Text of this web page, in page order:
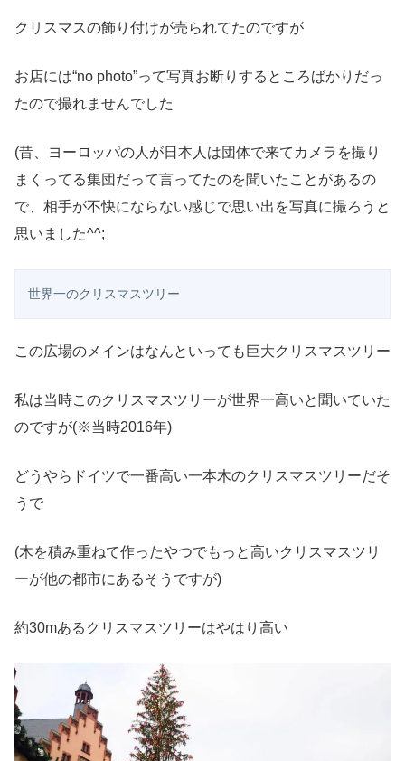
クリスマスの飾り付けが売られてたのですが
お店には“no photo”って写真お断りするところばかりだっ
たので撮れませんでした
(昔、ヨーロッパの人が日本人は団体で来てカメラを撮り
まくってる集団だって言ってたのを聞いたことがあるの
で、相手が不快にならない感じで思い出を写真に撮ろうと
思いました^^;
世界一のクリスマスツリー
この広場のメインはなんといっても巨大クリスマスツリー
私は当時このクリスマスツリーが世界一高いと聞いていた
のですが(※当時2016年)
どうやらドイツで一番高い一本木のクリスマスツリーだそ
うで
(木を積み重ねて作ったやつでもっと高いクリスマスツリ
ーが他の都市にあるそうですが)
約30mあるクリスマスツリーはやはり高い